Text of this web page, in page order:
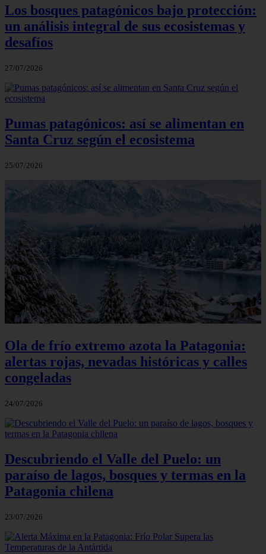
Los bosques patagónicos bajo protección:
un análisis integral de sus ecosistemas y
desafíos
27/07/2026
Pumas patagónicos: así se alimentan en
Santa Cruz según el ecosistema
25/07/2026
Ola de frío extremo azota la Patagonia:
alertas rojas, nevadas históricas y calles
congeladas
24/07/2026
Descubriendo el Valle del Puelo: un
paraíso de lagos, bosques y termas en la
Patagonia chilena
23/07/2026